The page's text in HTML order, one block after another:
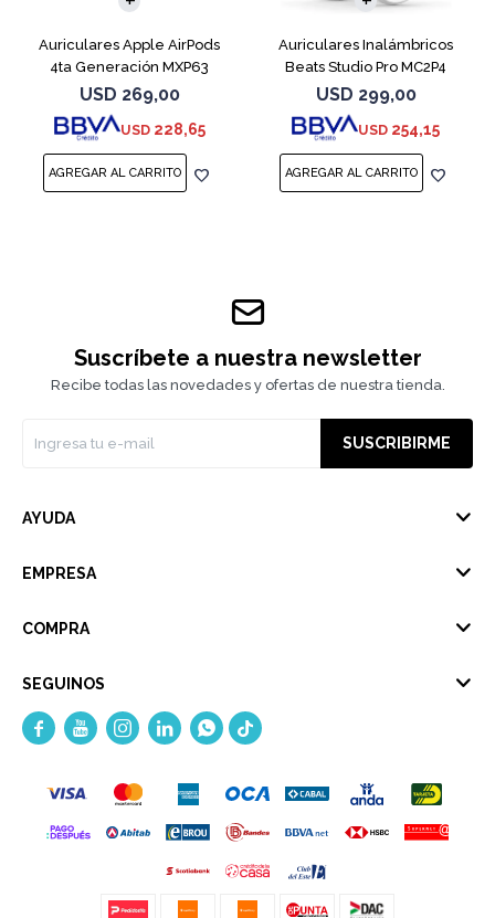
Auriculares Apple AirPods
4ta Generación MXP63
White
USD 269,00
USD 228,65
Auriculares Inalámbricos
Beats Studio Pro MC2P4
Matte White
USD 299,00
USD 254,15
Suscríbete a nuestra newsletter
Recibe todas las novedades y ofertas de nuestra tienda.
SUSCRIBIRME
AYUDA
EMPRESA
COMPRA
SEGUINOS
    